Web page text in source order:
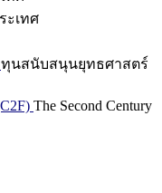
ะเทศ
ทุนสนับสนุนยุทธศาสตร์
The Second Century